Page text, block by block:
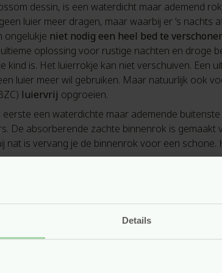
Details
dessin, is een waterdicht maar ademend
luier meer dragen, maar waarbij er ’s
ongelukje niet nodig een heel bed te
oplossing voor rustige nachten en droge
kind is. Het luierrokje kan niet verschuiven. Een
luier meer wil gebruiken. Maar natuurlijk ook
luiervrij opgroeien.
eerste een waterdichte maar ademende
De absorberende zachte binnenrok is gemaakt
nat is vervang je de binnenrok voor een schone.
binnenste rok
minder wassen